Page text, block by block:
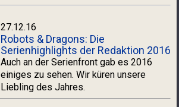
27.12.16
Robots & Dragons: Die
Serienhighlights der Redaktion 2016
Auch an der Serienfront gab es 2016
einiges zu sehen. Wir küren unsere
Liebling des Jahres.